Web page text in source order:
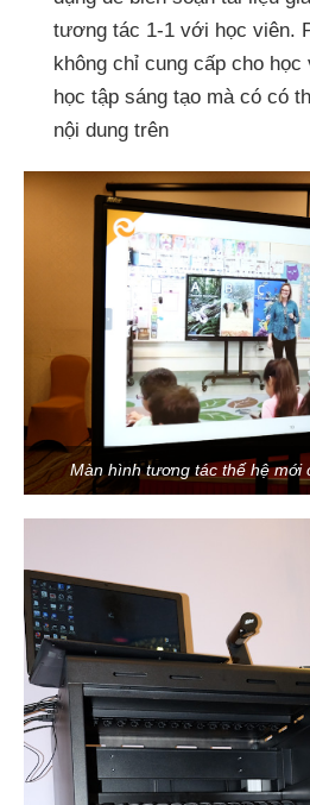
tương tác 1-1 với học viên.
không chỉ cung cấp cho
học tập sáng tạo mà có có
nội dung trên
Màn hình tương tác thế hệ mới